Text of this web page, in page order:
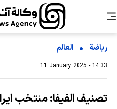
رياضة العالم
11 January 2025 - 14:33
تصنيف الفيفا: منتخب